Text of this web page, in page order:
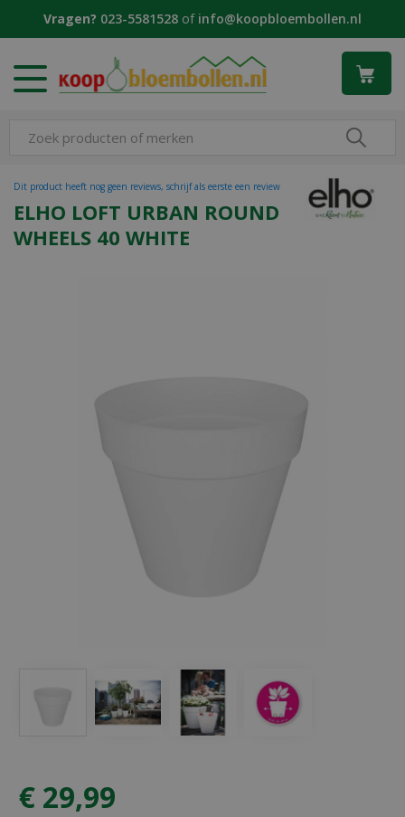
Vragen? 023-5581528 of info@koopbloembollen.nl
ELHO LOFT URBAN ROUND
WHEELS 40 WHITE
Dit product heeft nog geen reviews, schrijf als eerste een review
€ 29,99